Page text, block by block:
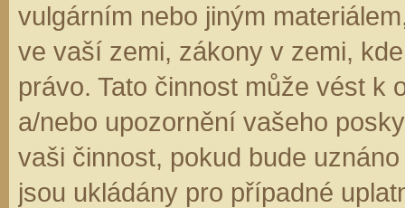
vulgárním nebo jiným
ve vaší zemi, zákony v zemi,
právo. Tato činnost může vést k
a/nebo upozornění vašeho
vaši činnost, pokud bude
jsou ukládány pro případné